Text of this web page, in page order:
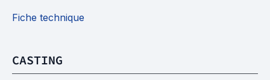
Fiche technique
CASTING